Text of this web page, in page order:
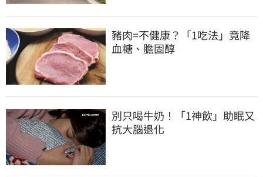
豬肉=不健康？「1吃法」竟降
血糖、膽固醇
別只喝牛奶！「1神飲」助眠又
抗大腦退化